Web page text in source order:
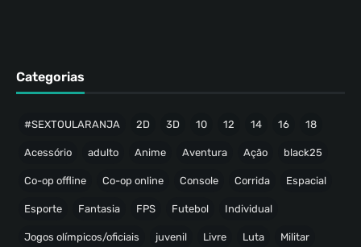
Categorias
#SEXTOULARANJA 2D 3D 10 12 14 16 18
Acessório adulto Anime Aventura Ação black25
Co-op offline Co-op online Console Corrida Espacial
Esporte Fantasia FPS Futebol Individual
Jogos olímpicos/oficiais juvenil Livre Luta Militar